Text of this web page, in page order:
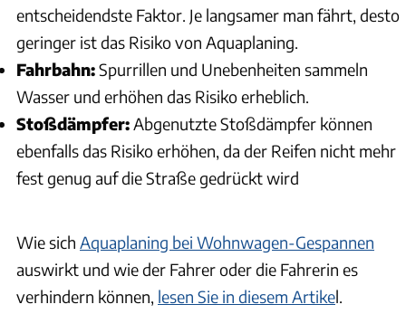
entscheidendste Faktor. Je langsamer man fährt, desto
geringer ist das Risiko von Aquaplaning.
Fahrbahn:Spurrillen und Unebenheiten sammeln
Wasser und erhöhen das Risiko erheblich.
Stoßdämpfer:Abgenutzte Stoßdämpfer können
ebenfalls das Risiko erhöhen, da der Reifen nicht mehr
fest genug auf die Straße gedrückt wird
Wie sich Aquaplaning bei Wohnwagen-Gespannen
auswirkt und wie der Fahrer oder die Fahrerin es
verhindern können, lesen Sie in diesem Artikel.